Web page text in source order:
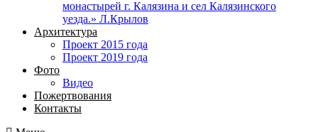
монастырей г. Калязина и сел Калязинского
уезда.» Л.Крылов
Архитектура
Проект 2015 года
Проект 2019 года
Фото
Видео
Пожертвования
Контакты